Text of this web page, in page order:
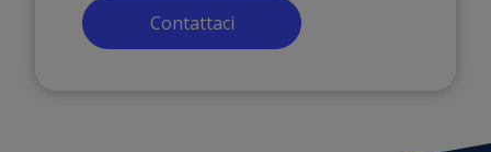
Contattaci